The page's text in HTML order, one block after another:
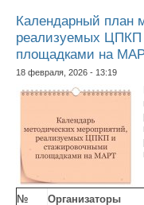
Календарный план
реализуемых ЦПКП
площадками на
18 февраля, 2026 - 13:19
№ Организаторы